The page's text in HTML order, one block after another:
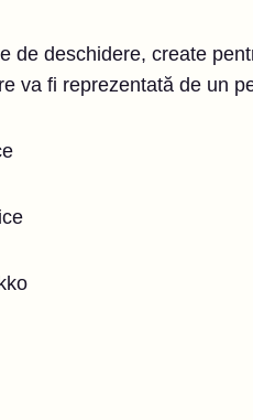
de deschidere, create
va fi reprezentată de un